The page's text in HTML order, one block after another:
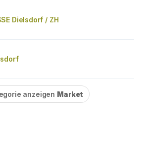
Dielsdorf / ZH
anzeigen Market